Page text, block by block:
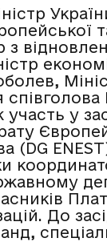
з
у
(DG
До